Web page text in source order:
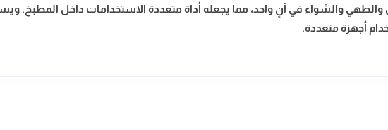
التسخين والطهي والشواء في آنٍ واحد، مما يجعله أداة متعددة الاستخدامات داخل
أجهزة متعددة.